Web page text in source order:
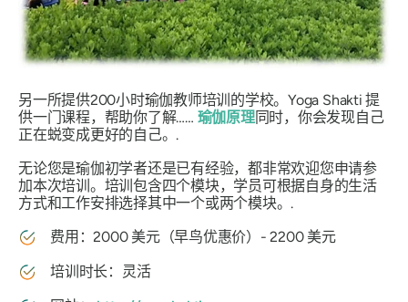
另一所提供200小时瑜伽教师培训的学校。Yoga Shakti 提
供一门课程，帮助你了解…… 瑜伽原理同时，你会发现自己
正在蜕变成更好的自己。.
无论您是瑜伽初学者还是已有经验，都非常欢迎您申请参
加本次培训。培训包含四个模块，学员可根据自身的生活
方式和工作安排选择其中一个或两个模块。.
费用：2000 美元（早鸟优惠价）- 2200 美元
培训时长：灵活